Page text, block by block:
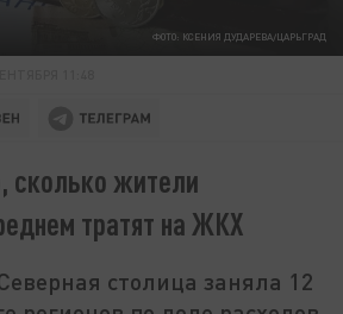
ФОТО: КСЕНИЯ ДУДАРЕВА/ЦАРЬГРАД
сколько жители
тратят на ЖКХ
столица заняла 12